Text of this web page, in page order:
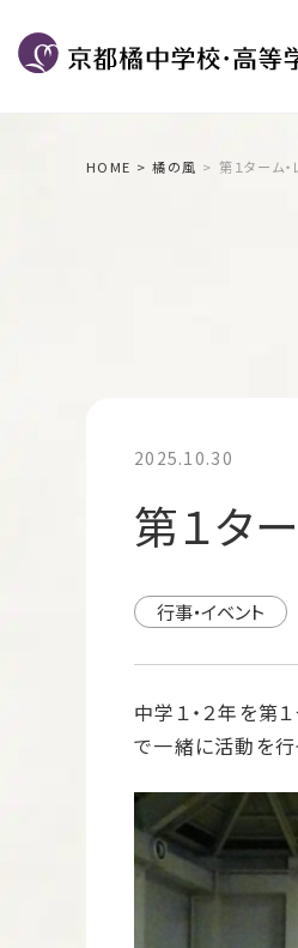
HOME 橘の風 第１ターム
2025.10.30
第１タ
行事・イベント
中学１・２年を第
で一緒に活動を行